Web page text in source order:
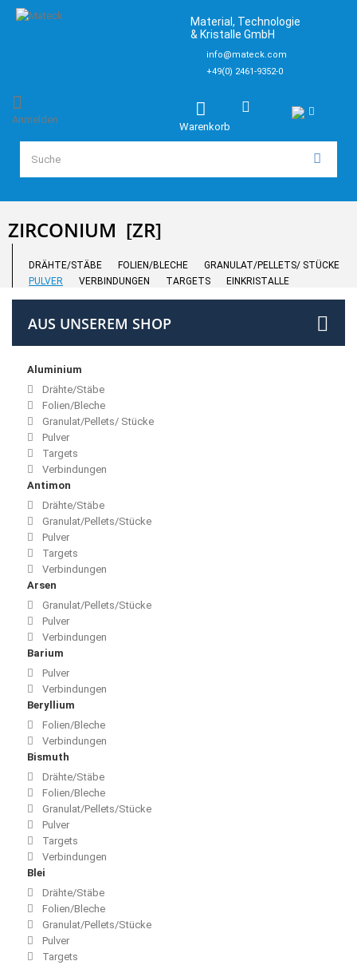
Material, Technologie
& Kristalle GmbH
info@mateck.com
+49(0) 2461-9352-0
Warenkorb
Anmelden
ZIRCONIUM [ZR]
DRÄHTE/STÄBE FOLIEN/BLECHE
GRANULAT/PELLETS/ STÜCKE
PULVER
VERBINDUNGEN TARGETS EINKRISTALLE
AUS UNSEREM SHOP
Aluminium
Drähte/Stäbe
Folien/Bleche
Granulat/Pellets/ Stücke
Pulver
Targets
Verbindungen
Antimon
Drähte/Stäbe
Granulat/Pellets/Stücke
Pulver
Targets
Verbindungen
Arsen
Granulat/Pellets/Stücke
Pulver
Verbindungen
Barium
Pulver
Verbindungen
Beryllium
Folien/Bleche
Verbindungen
Bismuth
Drähte/Stäbe
Folien/Bleche
Granulat/Pellets/Stücke
Pulver
Targets
Verbindungen
Blei
Drähte/Stäbe
Folien/Bleche
Granulat/Pellets/Stücke
Pulver
Targets